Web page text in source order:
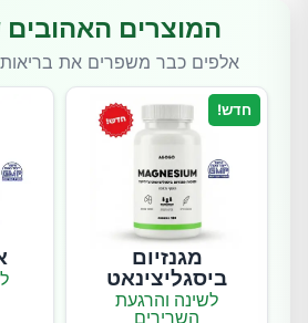
המוצרים האהובים
אלפים כבר משפרים את
חדש!
מגנזיום
ביסגליצינאט
לשינה והרגעת
השרירים